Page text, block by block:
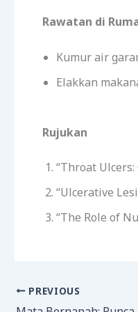
Rawatan di
Kumur air
Elakkan
Rujukan
“Throat
“Ulcerative
“The Role of
PREVIOUS